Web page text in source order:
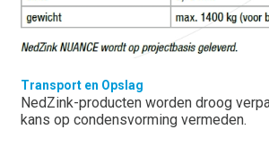
Transport en Opslag
NedZink-producten worden droog
kans op condensvorming vermeden.